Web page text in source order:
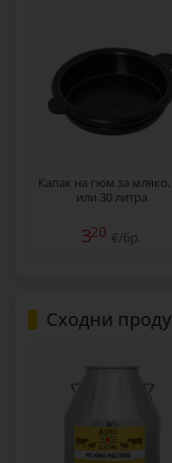
Капак на гюм за мляко,
или 30 литра
320 €/бр.
Сходни